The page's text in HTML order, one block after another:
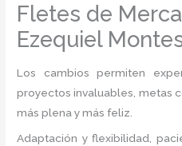
Fletes de
Ezequiel
Los cambios permiten
proyectos invaluables, metas
más plena y más feliz.
Adaptación y flexibilidad,